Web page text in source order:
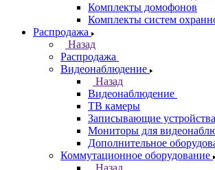
Комплекты домофонов
Комплекты систем
Распродажа
Назад
Распродажа
Видеонаблюдение
Назад
Видеонаблюдение
ТВ камеры
Записывающие устройства
Мониторы для
Дополнительное
Коммутационное оборудование
Назад